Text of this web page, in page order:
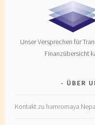
Unser Versprechen für
Finanzübersicht
ÜBER
Kontakt zu hamromaya